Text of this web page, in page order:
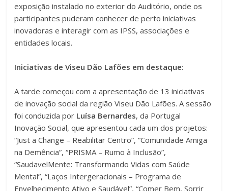
exposição instalado no exterior do Auditório, onde os
participantes puderam conhecer de perto iniciativas
inovadoras e interagir com as IPSS, associações e
entidades locais.
Iniciativas de Viseu Dão Lafões em destaque:
A tarde começou com a apresentação de 13 iniciativas
de inovação social da região Viseu Dão Lafões. A sessão
foi conduzida por Luísa Bernardes, da Portugal
Inovação Social, que apresentou cada um dos projetos:
“Just a Change – Reabilitar Centro”, “Comunidade Amiga
na Demência”, “PRISMA – Rumo à Inclusão”,
“SaudavelMente: Transformando Vidas com Saúde
Mental”, “Laços Intergeracionais – Programa de
Envelhecimento Ativo e Saudável”, “Comer Bem, Sorrir